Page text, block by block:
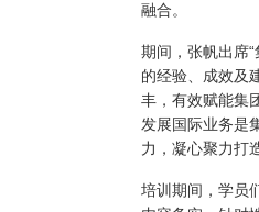
融合。
期间，张帆出席
的经验、成效及
丰，有效赋能集
发展国际业务是
力，凝心聚力打
培训期间，学员